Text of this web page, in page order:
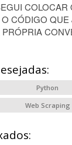
COLOCAR
CÓDIGO
Python
Web Scraping